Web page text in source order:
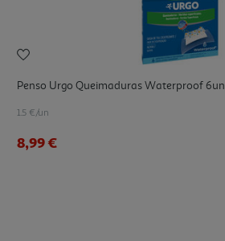
Penso Urgo Queimaduras Waterproof 6un
1.5 €/un
8,99 €